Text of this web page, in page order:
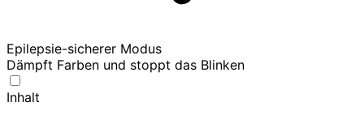
Epilepsie-sicherer Modus
Dämpft Farben und stoppt das Blinken
Inhalt